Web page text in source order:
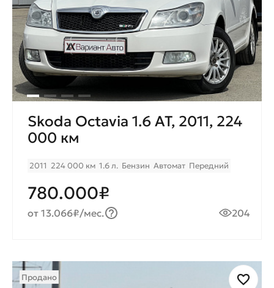
Skoda Octavia 1.6 AT, 2011, 224
000 км
2011 224 000 км 1.6 л. Бензин Автомат Передний
780.000₽
от 13.066₽/мес. 204
Продано